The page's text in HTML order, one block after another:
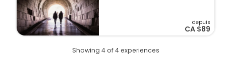
depuis
CA $89
Showing 4 of 4 experiences